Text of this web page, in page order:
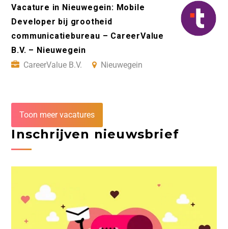
Vacature in Nieuwegein: Mobile
Developer bij grootheid
communicatiebureau – CareerValue
B.V. – Nieuwegein
CareerValue B.V.
Nieuwegein
Toon meer vacatures
Inschrijven nieuwsbrief